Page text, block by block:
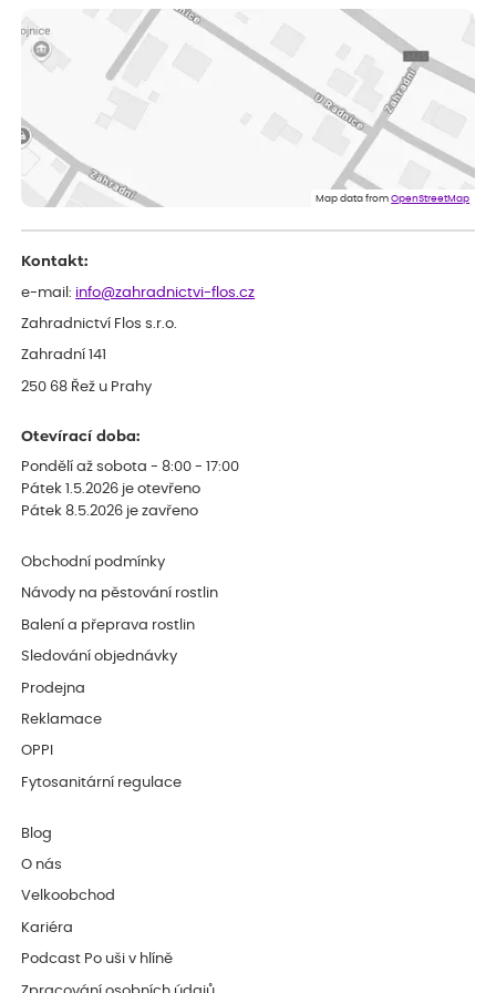
Měla jsem pouze 1objednavku a zatím jsem spokojená se
sazenicemi
Miroslava
Rostliny byly v pořádku, dobře zabalené, celková spokojenost.
Doporučuji :). Spokojenost, stromky v pěkném stavu. Jediné, co
my chybělo, bylo komunikování nedostupného zboží před
Map data fromOpenStreetMap
Kontakt:
e-mail: info@zahradnictvi-flos.cz
Zahradnictví Flos s.r.o.
Zahradní 141
250 68 Řež u Prahy
Otevírací doba:
Pondělí až sobota - 8:00 - 17:00
Pátek 1.5.2026 je otevřeno
Pátek 8.5.2026 je zavřeno
Obchodní podmínky
Návody na pěstování rostlin
Balení a přeprava rostlin
Sledování objednávky
Prodejna
Reklamace
OPPI
Fytosanitární regulace
Blog
O nás
Velkoobchod
Kariéra
Podcast Po uši v hlíně